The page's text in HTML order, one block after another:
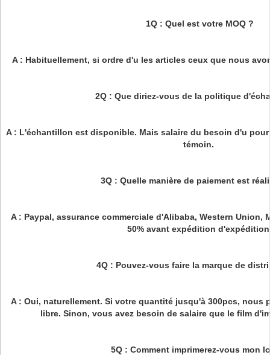
1Q : Quel est votre MOQ ?
A : Habituellement, si ordre d'u les articles ceux que nous
2Q : Que diriez-vous de la politique
A : L'échantillon est disponible. Mais salaire du besoin d'u
témoin.
3Q : Quelle manière de paiement est
A : Paypal, assurance commerciale d'Alibaba, Western Union,
50% avant expédition
4Q : Pouvez-vous faire la marque de
A : Oui, naturellement. Si votre quantité jusqu'à 300pcs, nous
libre. Sinon, vous avez besoin de salaire que le film
5Q : Comment imprimerez-vous mon